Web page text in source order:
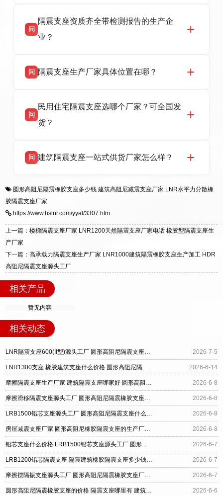
话：13323182312。
产厂家，可提供支座选型、图纸深化设计、现货
供货、现场安装指导一站式服务，主营
话：13323182312。
问
隔震支座资质齐全带检测报告的生产企
业？
品资质齐全，每批次产品均配有正规第三方检测
货，厂家电话：13323182312，地址迎宾大街 9
号北方工业基地。
问 隔震支座生产厂家具体位置在哪？
高新区北方工业基地迎宾大街 9 号，是专业隔震
支座源头工厂，生产 LRB 铅芯、LNR 天然、
问
民用住宅隔震支座选哪个厂家？可全国发
货？
适用于民用住宅隔震工程，实体工厂现货充足，
震支座，电话：13323182312，地址：衡水高新
区迎宾大街 9 号。
问 建筑隔震支座一站式供货厂家怎么样？
一站式供货厂家，拥有多年行业生产经验，国标
标准生产 LRB/LNR/HDR/FPS 全系列支座，资
质、检测报告完备，提供选型、深化、供货、安
装指导全套服务，厂址衡水高新区北方工业基地
圆形高阻尼隔震橡胶支座多少钱 建筑高阻尼减震支座厂家 LNR水平力分散橡
胶隔震支座厂家
https://www.hslnr.com/yyal/3307.htm
上一篇：楼梯隔震支座厂家 LNR1200天然隔震支座厂家电话 橡胶型隔震支座生
产厂家
下一篇：高承载力隔震支座生产厂家 LNR1000建筑隔震橡胶支座生产加工 HDR
高阻尼隔震支座源头工厂
相关产品
暂无内容
相关动态
LNR隔震支座600(II型)源头工厂 圆形高阻尼隔震支座的价格 阻尼橡胶支座多少钱 2026-7-5
LNR1300支座 橡胶建筑支座什么价格 圆形高阻尼隔震橡胶支座什么价格 2026-6-14
摩擦隔震支座生产厂家 建筑隔震支座哪家好 圆形高阻尼隔震橡胶支座的价格 2026-6-8
摩擦滑移隔震支座源头工厂 圆形高阻尼隔震橡胶支座多少钱 房屋建筑减震支座源头工厂 2026-6-8
LRB1500铅芯支座源头工厂 圆形高阻尼隔震支座什么价格 房屋支座源头工厂 2026-6-8
房屋减震支座厂家 圆形高阻尼橡胶隔震支座的生产厂家 建筑橡胶建筑隔震支座厂家 2026-6-8
铅芯支座什么价格 LRB1500铅芯支座源头工厂 圆形高阻尼隔震橡胶支座多少钱 2026-6-7
LRB1200铅芯隔震支座 隔震建筑橡胶隔震支座多少钱 圆形高阻尼橡胶隔震支座价格 2026-6-7
摩擦摆隔振支座源头工厂 圆形高阻尼隔震橡胶支座厂家 LRB橡胶隔震支座厂家电话 2026-6-7
圆形高阻尼隔震橡胶支座的价格 隔震支座哪里有 建筑减隔震支座厂商 2026-6-6